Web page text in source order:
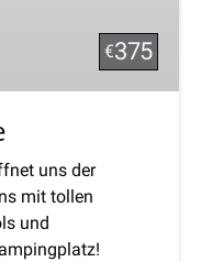
€375
uns der
mit tollen
und